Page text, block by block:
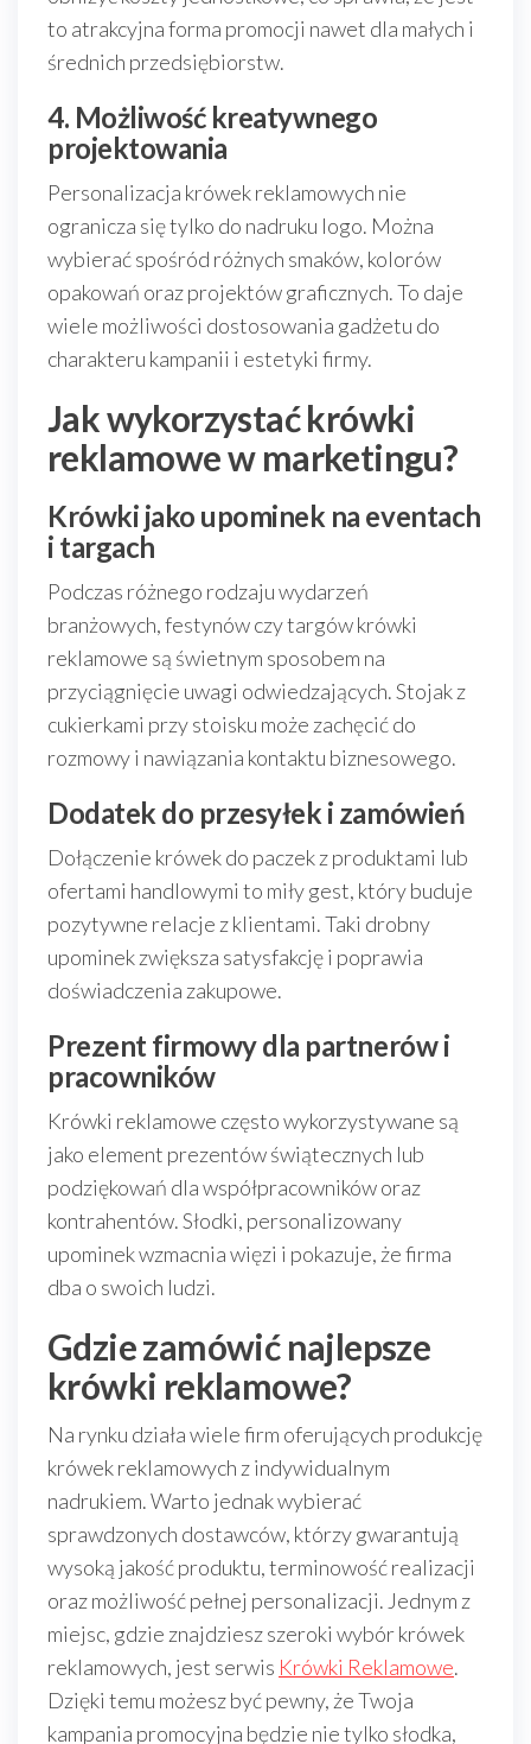
to atrakcyjna forma promocji nawet dla małych i
średnich przedsiębiorstw.
4. Możliwość kreatywnego
projektowania
Personalizacja krówek reklamowych nie
ogranicza się tylko do nadruku logo. Można
wybierać spośród różnych smaków, kolorów
opakowań oraz projektów graficznych. To daje
wiele możliwości dostosowania gadżetu do
charakteru kampanii i estetyki firmy.
Jak wykorzystać krówki
reklamowe w marketingu?
Krówki jako upominek na eventach
i targach
Podczas różnego rodzaju wydarzeń
branżowych, festynów czy targów krówki
reklamowe są świetnym sposobem na
przyciągnięcie uwagi odwiedzających. Stojak z
cukierkami przy stoisku może zachęcić do
rozmowy i nawiązania kontaktu biznesowego.
Dodatek do przesyłek i zamówień
Dołączenie krówek do paczek z produktami lub
ofertami handlowymi to miły gest, który buduje
pozytywne relacje z klientami. Taki drobny
upominek zwiększa satysfakcję i poprawia
doświadczenia zakupowe.
Prezent firmowy dla partnerów i
pracowników
Krówki reklamowe często wykorzystywane są
jako element prezentów świątecznych lub
podziękowań dla współpracowników oraz
kontrahentów. Słodki, personalizowany
upominek wzmacnia więzi i pokazuje, że firma
dba o swoich ludzi.
Gdzie zamówić najlepsze
krówki reklamowe?
Na rynku działa wiele firm oferujących produkcję
krówek reklamowych z indywidualnym
nadrukiem. Warto jednak wybierać
sprawdzonych dostawców, którzy gwarantują
wysoką jakość produktu, terminowość realizacji
oraz możliwość pełnej personalizacji. Jednym z
miejsc, gdzie znajdziesz szeroki wybór krówek
reklamowych, jest serwis Krówki Reklamowe.
Dzięki temu możesz być pewny, że Twoja
kampania promocyjna będzie nie tylko słodka,